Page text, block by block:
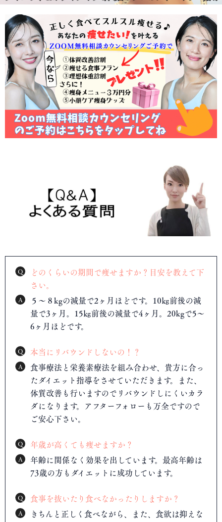
Q
どのくらいの期間で痩せますか？目安を教えて下
さい。
A
５～８kgの減量で2ヶ月ほどです。10㎏前後の減
量で3ヶ月。15㎏前後の減量で4ヶ月。20kgで5～
6ヶ月ほどです。
Q 本当にリバウンドしないの！？
A
食事療法と栄養素療法を組み合わせ、貴方に合っ
たダイエット指導をさせていただきます。また、
体質改善も行いますのでリバウンドしにくいカラ
ダになります。アフターフォローも万全ですので
ご安心下さい。
Q 年歳が高くても痩せますか？
A
年齢に関係なく効果を出しています。最高年齢は
73歳の方もダイエットに成功しています。
Q 食事を抜いたり食べなかったりしますか？
A
きちんと正しく食べながら、また、食欲は抑えな